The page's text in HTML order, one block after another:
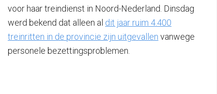
voor haar treindienst in Noord-Nederland. Dinsdag
werd bekend dat alleen al dit jaar ruim 4.400
treinritten in de provincie zijn uitgevallen vanwege
personele bezettingsproblemen.